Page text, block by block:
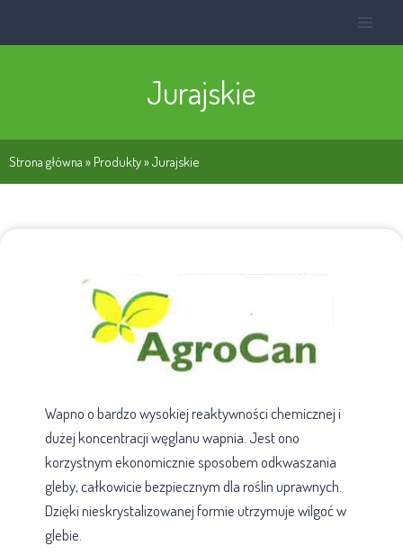
Jurajskie
Strona główna » Produkty»Jurajskie
Wapno o bardzo wysokiej reaktywności chemicznej i
dużej koncentracji węglanu wapnia. Jest ono
korzystnym ekonomicznie sposobem odkwaszania
gleby, całkowicie bezpiecznym dla roślin uprawnych.
Dzięki nieskrystalizowanej formie utrzymuje wilgoć w
glebie.